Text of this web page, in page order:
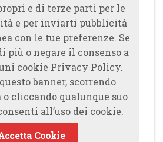
e di terze parti per le
e per inviarti pubblicità
con le tue preferenze. Se
più o negare il consenso a
cookie Privacy Policy.
banner, scorrendo
o cliccando qualunque suo
all’uso dei cookie.
Cookie